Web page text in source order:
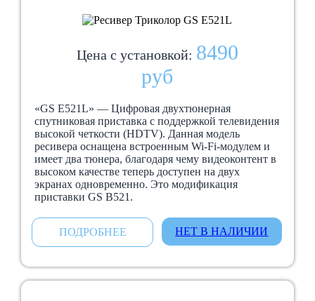
Цена с установкой: 8490
руб
«GS E521L» — Цифровая двухтюнерная
спутниковая приставка с поддержкой телевидения
высокой четкости (HDTV). Данная модель
ресивера оснащена встроенным Wi-Fi-модулем и
имеет два тюнера, благодаря чему видеоконтент в
высоком качестве теперь доступен на двух
экранах одновременно. Это модификация
приставки GS B521.
ПОДРОБНЕЕ НЕТ В НАЛИЧИИ